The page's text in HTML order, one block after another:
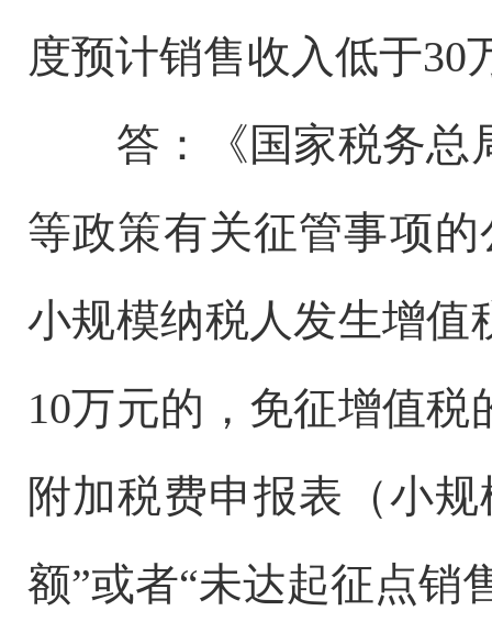
度预计销售收入低于30
答：《国家税务总
等政策有关征管事项
小规模纳税人发生增值
10万元的，免征增值
附加税费申报表（小
额”或者“未达起征点销